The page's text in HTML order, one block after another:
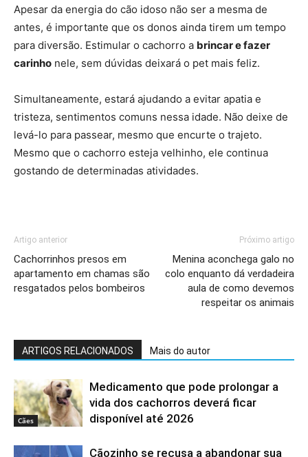
Apesar da energia do cão idoso não ser a mesma de
antes, é importante que os donos ainda tirem um tempo
para diversão. Estimular o cachorro a brincar e fazer
carinho nele, sem dúvidas deixará o pet mais feliz.
Simultaneamente, estará ajudando a evitar apatia e
tristeza, sentimentos comuns nessa idade. Não deixe de
levá-lo para passear, mesmo que encurte o trajeto.
Mesmo que o cachorro esteja velhinho, ele continua
gostando de determinadas atividades.
Artigo anterior
Cachorrinhos presos em
apartamento em chamas são
resgatados pelos bombeiros
Próximo artigo
Menina aconchega galo no
colo enquanto dá verdadeira
aula de como devemos
respeitar os animais
ARTIGOS RELACIONADOS Mais do autor
Cães
Medicamento que pode prolongar a
vida dos cachorros deverá ficar
disponível até 2026
Cãozinho se recusa a abandonar sua